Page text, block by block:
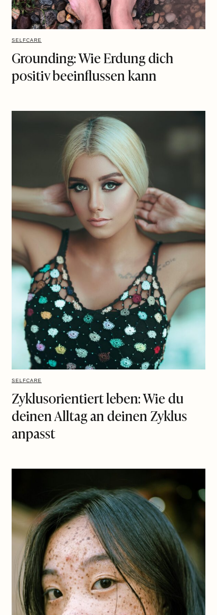
SELFCARE
Grounding: Wie Erdung dich
positiv beeinflussen kann
SELFCARE
Zyklusorientiert leben: Wie du
deinen Alltag an deinen Zyklus
anpasst